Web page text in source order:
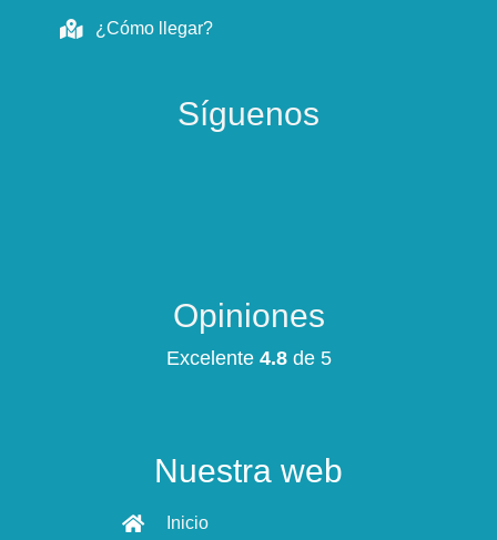
¿Cómo llegar?
Síguenos
Opiniones
Excelente 4.8de 5
Nuestra web
Inicio